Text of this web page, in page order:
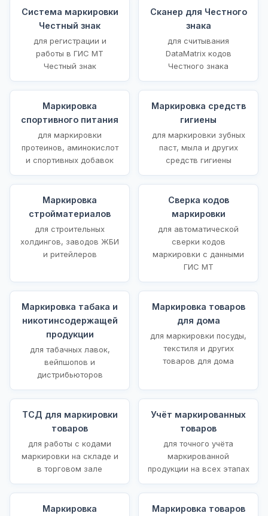
Система маркировки
Честный знак
для регистрации и
работы в ГИС МТ
Честный знак
Сканер для Честного
знака
для считывания
DataMatrix кодов
Честного знака
Маркировка
спортивного питания
для маркировки
протеинов, аминокислот
и спортивных добавок
Маркировка средств
гигиены
для маркировки зубных
паст, мыла и других
средств гигиены
Маркировка
стройматериалов
для строительных
холдингов, заводов ЖБИ
и ритейлеров
Сверка кодов
маркировки
для автоматической
сверки кодов
маркировки с данными
ГИС МТ
Маркировка табака и
никотинсодержащей
продукции
для табачных лавок,
вейпшопов и
дистрибьюторов
Маркировка товаров
для дома
для маркировки посуды,
текстиля и других
товаров для дома
ТСД для маркировки
товаров
для работы с кодами
маркировки на складе и
в торговом зале
Учёт маркированных
товаров
для точного учёта
маркированной
продукции на всех этапах
Маркировка
Маркировка товаров